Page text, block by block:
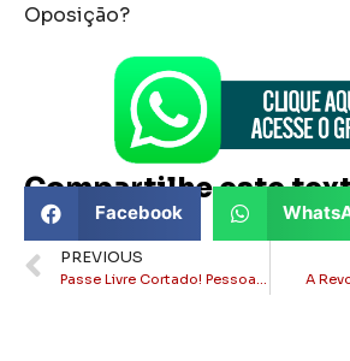
Oposição?
Compartilhe este
Facebook
PREVIOUS
Passe Livre Cortado! Pessoas com Deficiência Física estão com passes bloqueados pela Prefeitura. A